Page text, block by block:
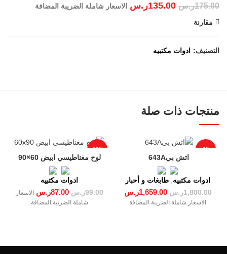
175.00ر.س 135.00ر.س
الاسعار شاملة الضريبة المضافة
مقارنة
التصنيف: ادوات مكتبيه
منتجات ذات صلة
-8%
ادوات مكتبيه طابغات و أحبار
1,800.00ر.س 1,659.00ر.س
الاسعار شاملة الضريبة المضافة
-12%
لوح مغناطيسي ابيض 60×90
ادوات مكتبيه
99.00ر.س 87.00ر.س الاسعار
شاملة الضريبة المضافة